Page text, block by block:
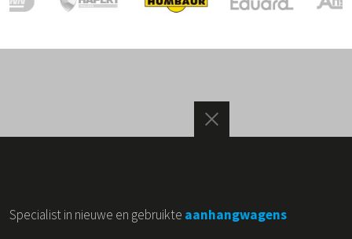
Specialist in nieuwe en gebruikte aanhangwagens